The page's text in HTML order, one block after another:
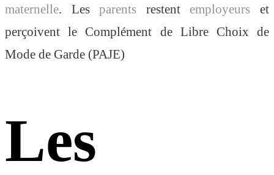
maternelle. Lesparents restent employeurs
et
perçoivent le Complément de Libre Choix de
Mode de Garde (PAJE)
Les